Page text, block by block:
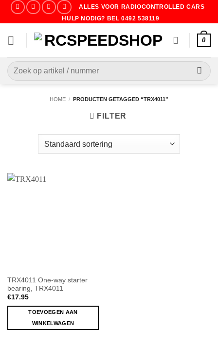
ALLES VOOR RADIOCONTROLLED CARS
HULP NODIG? BEL 0492 538119
0
Zoeken
naar:
HOME / PRODUCTEN GETAGGED “TRX4011”
FILTER
TRX4011 One-way starter
bearing, TRX4011
€17.95
TOEVOEGEN AAN
WINKELWAGEN